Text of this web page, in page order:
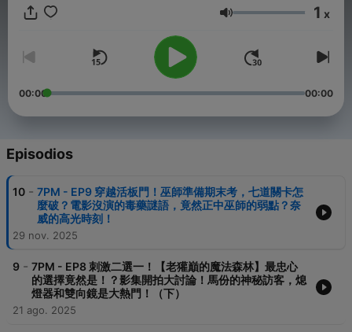
Volumen 1 x
00:00 00:00
Episodios
10 - 7PM - EP9 穿越活板門！巫師準備期末考，七道關卡怎
麼破？電影沒演的毒藥謎語，竟然正中巫師的弱點？奈
威的高光時刻！
29 nov. 2025
9 - 7PM - EP8 刺激二選一！【老獾巔的魔法森林】最忠心
的選擇竟然是！？影集開拍大討論！馬份的神秘訪客，熄
燈器和雙向鏡是大熱門！（下）
21 ago. 2025